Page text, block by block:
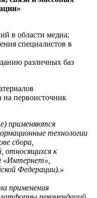
в области медиа;
специалистов в
различных баз
на первоисточник
применяются
технологии
сбора,
относящихся к
«Интернет»,
Федерации).»
применения